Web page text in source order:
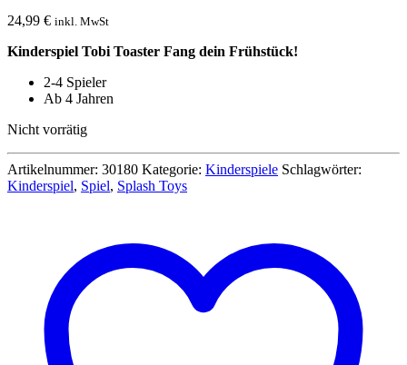
24,99 € inkl. MwSt
Kinderspiel Tobi Toaster Fang dein Frühstück!
2-4 Spieler
Ab 4 Jahren
Nicht vorrätig
Artikelnummer: 30180 Kategorie: Kinderspiele Schlagwörter:
Kinderspiel, Spiel, Splash Toys